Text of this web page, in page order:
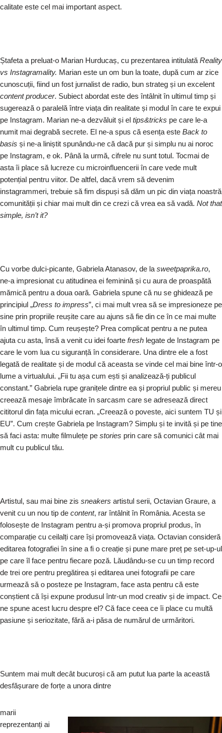
calitate este cel mai important aspect.
Ștafeta a preluat-o Marian Hurducaș, cu prezentarea intitulată Reality
vs Instagramality. Marian este un om bun la toate, după cum ar zice
cunoscuții, fiind un fost jurnalist de radio, bun strateg și un excelent
content producer. Subiect abordat este des întâlnit în ultimul timp și
sugerează o paralelă între viața din realitate și modul în care te expui
pe Instagram. Marian ne-a dezvăluit și el tips&tricks pe care le-a
numit mai degrabă secrete. El ne-a spus că esența este Back to
basis și ne-a liniștit spunându-ne că dacă pur și simplu nu ai noroc
pe Instagram, e ok. Până la urmă, cifrele nu sunt totul. Tocmai de
asta îi place să lucreze cu microinfluencerii în care vede mult
potențial pentru viitor. De altfel, dacă vrem să devenim
instagrammeri, trebuie să fim dispuși să dăm un pic din viața noastră
comunității și chiar mai mult din ce crezi că vrea ea să vadă. Not that
simple, isn’t it?
Cu vorbe dulci-picante, Gabriela Atanasov, de la sweetpaprika.ro,
ne-a impresionat cu atitudinea ei feminină și cu aura de proaspătă
mămică pentru a doua oară. Gabriela spune că nu se ghidează pe
principiul „Dress to impress”, ci mai mult vrea să se impresioneze pe
sine prin propriile reușite care au ajuns să fie din ce în ce mai multe
în ultimul timp. Cum reușește? Prea complicat pentru a ne putea
ajuta cu asta, însă a venit cu idei foarte fresh legate de Instagram pe
care le vom lua cu siguranță în considerare. Una dintre ele a fost
legată de realitate și de modul că aceasta se vinde cel mai bine într-o
lume a virtualului. „Fii tu așa cum ești și analizează-ți publicul
constant.” Gabriela rupe granițele dintre ea și propriul public și mereu
creează mesaje îmbrăcate în sarcasm care se adresează direct
cititorul din fața micului ecran. „Creează o poveste, aici suntem TU și
EU”. Cum crește Gabriela pe Instagram? Simplu și te invită și pe tine
să faci asta: multe filmulețe pe stories prin care să comunici cât mai
mult cu publicul tău.
Artistul, sau mai bine zis sneakers artistul serii, Octavian Graure, a
venit cu un nou tip de content, rar întâlnit în România. Acesta se
folosește de Instagram pentru a-și promova propriul produs, în
comparație cu ceilalți care își promovează viața. Octavian consideră
editarea fotografiei în sine a fi o creație și pune mare preț pe set-up-ul
pe care îl face pentru fiecare poză. Lăudându-se cu un timp record
de trei ore pentru pregătirea și editarea unei fotografii pe care
urmează să o posteze pe Instagram, face asta pentru că este
conștient că își expune produsul într-un mod creativ și de impact. Ce
ne spune acest lucru despre el? Că face ceea ce îi place cu multă
pasiune și seriozitate, fără a-i păsa de numărul de urmăritori.
Suntem mai mult decât bucuroși că am putut lua parte la această
desfășurare de forțe a unora dintre
marii
reprezentanți ai